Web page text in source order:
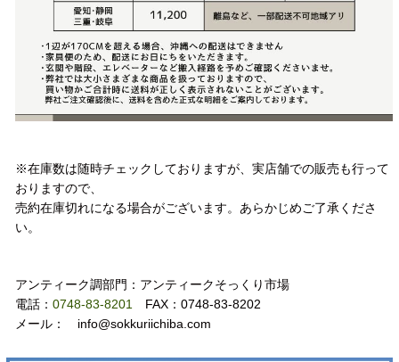
※在庫数は随時チェックしておりますが、実店舗での販売も行って
おりますので、
売約在庫切れになる場合がございます。あらかじめご了承くださ
い。
アンティーク調部門：アンティークそっくり市場
電話： 0748-83-8201 FAX：0748-83-8202
メール： info@sokkuriichiba.com